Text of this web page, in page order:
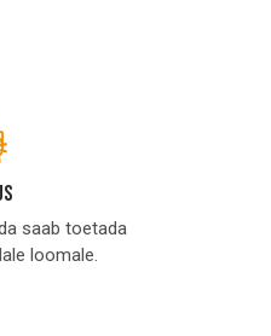
saab toetada
loomale.